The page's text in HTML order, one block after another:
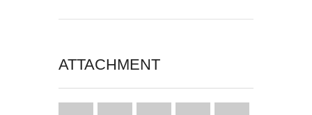
ATTACHMENT